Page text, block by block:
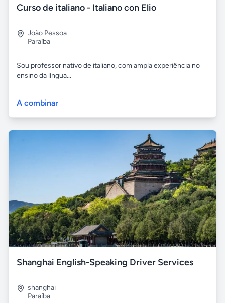
Curso de italiano - Italiano con Elio
João Pessoa
Paraíba
Sou professor nativo de italiano, com ampla experiência no
ensino da língua...
A combinar
Shanghai English-Speaking Driver Services
shanghai
Paraíba